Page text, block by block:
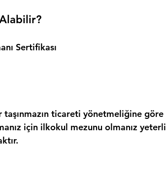
Sertifikası
ticareti yönetmeliğine göre
için ilkokul mezunu olmanız yeterli